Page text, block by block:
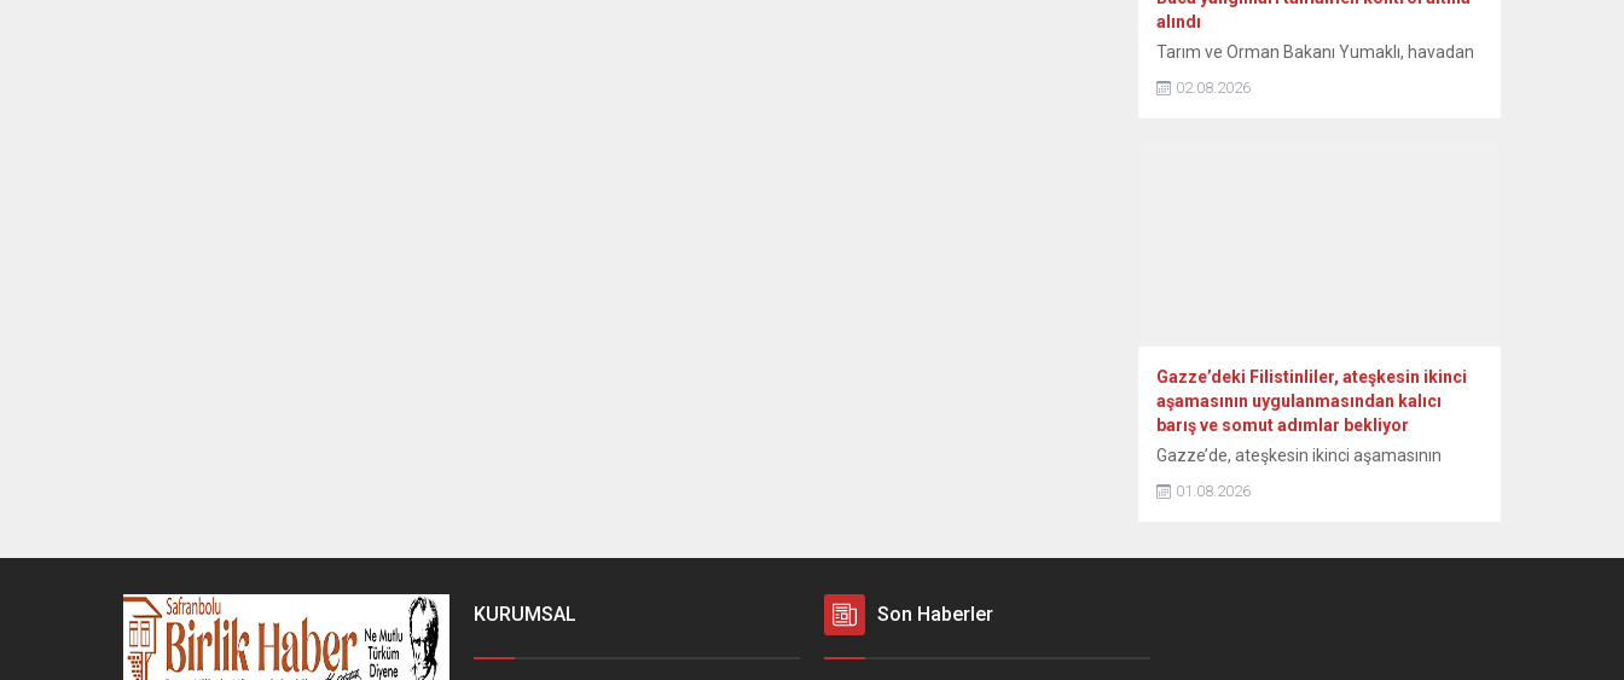
alındı
Tarım ve Orman Bakanı Yumaklı, havadan
ve karadan yürütülen etkili mücadeleler
sonucunda, Aydın’ın Çine, Balıkesir’in
02.08.2026
Gazze’deki Filistinliler, ateşkesin ikinci
aşamasının uygulanmasından kalıcı
barış ve somut adımlar bekliyor
Gazze’de, ateşkesin ikinci aşamasının
yönündeki açıklamaları sevinçle karşılayan
01.08.2026
KURUMSAL Son Haberler